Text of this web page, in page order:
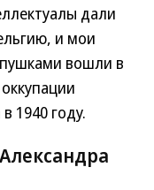
дали
и мои
вошли в
1940 году.